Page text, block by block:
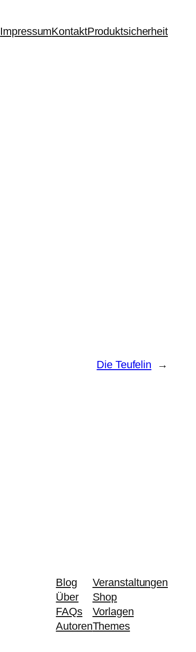
ImpressumKontaktProduktsicherheit
Die Teufelin →
Blog
Über
FAQs
Autoren
Veranstaltungen
Shop
Vorlagen
Themes